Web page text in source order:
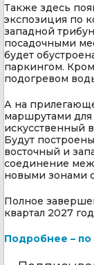
Также здесь
экспозиция по
западной
посадочными
будет
паркингом.
подогревом
А на
маршрутами
искусственный
Будут
восточный и
соединение
новыми зонами
Полное
квартал 2027
Подробнее – по